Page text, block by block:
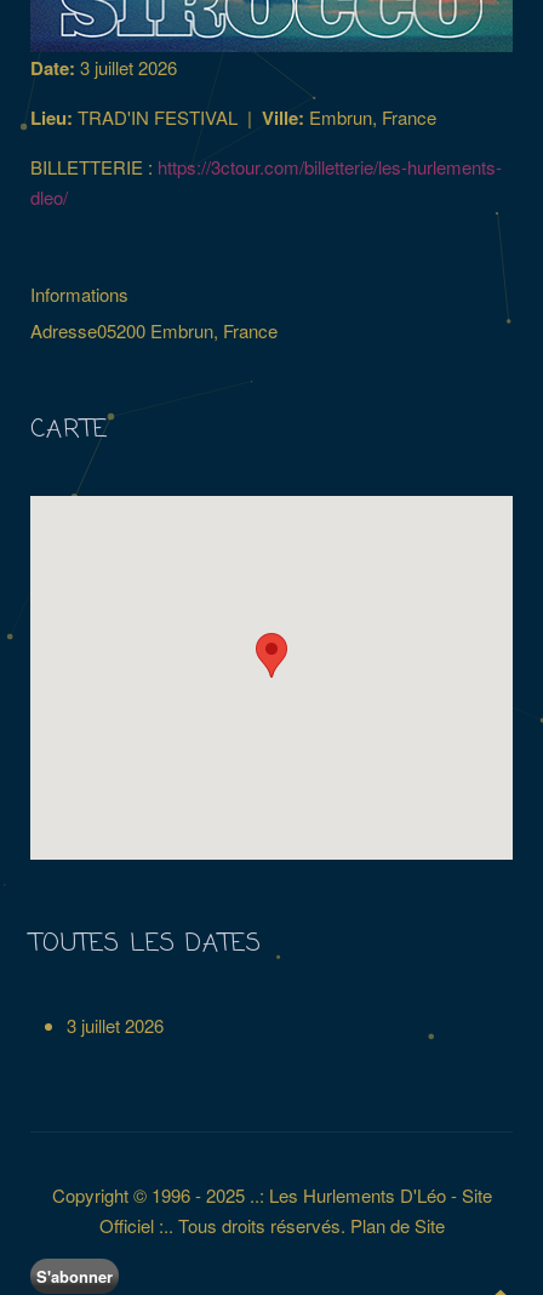
Date: 3 juillet 2026
Lieu: TRAD'IN FESTIVAL | Ville: Embrun, France
BILLETTERIE : https://3ctour.com/billetterie/les-hurlements-
dleo/
Informations
Adresse05200 Embrun, France
CARTE
TOUTES LES DATES
3 juillet 2026
Copyright © 1996 - 2025 ..: Les Hurlements D'Léo - Site
Officiel :.. Tous droits réservés. Plan de Site
S'abonner